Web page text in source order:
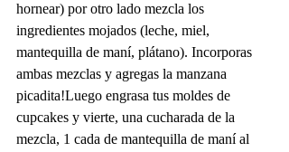
hornear) por otro lado mezcla los
ingredientes mojados (leche, miel,
mantequilla de maní, plátano). Incorporas
ambas mezclas y agregas la manzana
picadita!Luego engrasa tus moldes de
cupcakes y vierte, una cucharada de la
mezcla, 1 cada de mantequilla de maní al